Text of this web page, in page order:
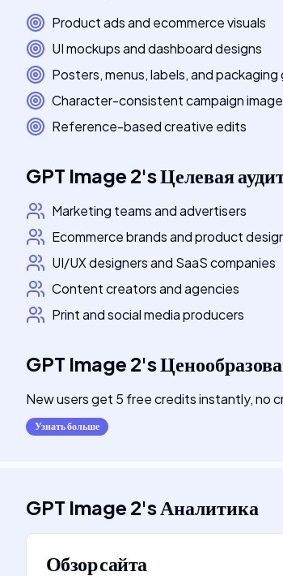
Product ads and ecommerce visuals
UI mockups and dashboard designs
Posters, menus, labels, and packaging
Character-consistent campaign
Reference-based creative edits
GPT Image 2'sЦелевая
Marketing teams and advertisers
Ecommerce brands and product
UI/UX designers and SaaS companies
Content creators and agencies
Print and social media producers
GPT Image 2's
New users get 5 free credits instantly, no
Узнать больше
GPT Image 2'sАналитика
Обзор сайта